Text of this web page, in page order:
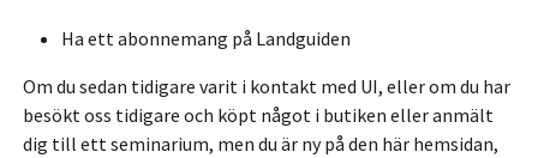
Ha ett abonnemang på Landguiden
Om du sedan tidigare varit i kontakt med UI, eller om du har
besökt oss tidigare och köpt något i butiken eller anmält
dig till ett seminarium, men du är ny på den här hemsidan,